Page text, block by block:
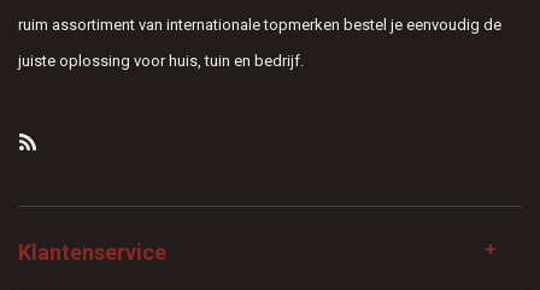
ruim assortiment van internationale topmerken bestel je eenvoudig de
juiste oplossing voor huis, tuin en bedrijf.
Klantenservice